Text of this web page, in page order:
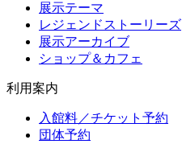
展示テーマ
レジェンドストーリーズ
展示アーカイブ
ショップ＆カフェ
利用案内
入館料／チケット予約
団体予約